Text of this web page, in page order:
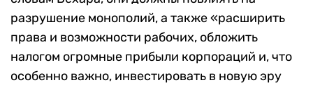
разрушение монополий, а также «расширить
права и возможности рабочих, обложить
налогом огромные прибыли корпораций и, что
особенно важно, инвестировать в новую эру